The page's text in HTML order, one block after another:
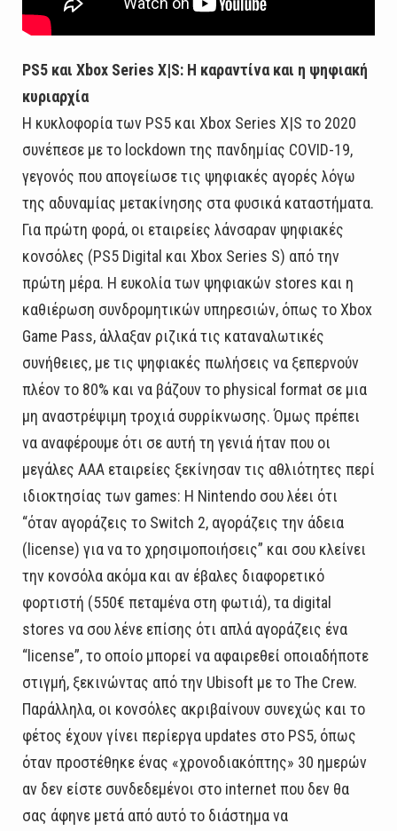
PS5 και Xbox Series X|S: Η καραντίνα και η ψηφιακή
κυριαρχία
Η κυκλοφορία των PS5 και Xbox Series X|S το 2020
συνέπεσε με το lockdown της πανδημίας COVID-19,
γεγονός που απογείωσε τις ψηφιακές αγορές λόγω
της αδυναμίας μετακίνησης στα φυσικά καταστήματα.
Για πρώτη φορά, οι εταιρείες λάνσαραν ψηφιακές
κονσόλες (PS5 Digital και Xbox Series S) από την
πρώτη μέρα. Η ευκολία των ψηφιακών stores και η
καθιέρωση συνδρομητικών υπηρεσιών, όπως το Xbox
Game Pass, άλλαξαν ριζικά τις καταναλωτικές
συνήθειες, με τις ψηφιακές πωλήσεις να ξεπερνούν
πλέον το 80% και να βάζουν το physical format σε μια
μη αναστρέψιμη τροχιά συρρίκνωσης. Όμως πρέπει
να αναφέρουμε ότι σε αυτή τη γενιά ήταν που οι
μεγάλες AAA εταιρείες ξεκίνησαν τις αθλιότητες περί
ιδιοκτησίας των games: Η Nintendo σου λέει ότι
“όταν αγοράζεις το Switch 2, αγοράζεις την άδεια
(license) για να το χρησιμοποιήσεις” και σου κλείνει
την κονσόλα ακόμα και αν έβαλες διαφορετικό
φορτιστή (550€ πεταμένα στη φωτιά), τα digital
stores να σου λένε επίσης ότι απλά αγοράζεις ένα
“license”, το οποίο μπορεί να αφαιρεθεί οποιαδήποτε
στιγμή, ξεκινώντας από την Ubisoft με το The Crew.
Παράλληλα, οι κονσόλες ακριβαίνουν συνεχώς και το
φέτος έχουν γίνει περίεργα updates στο PS5, όπως
όταν προστέθηκε ένας «χρονοδιακόπτης» 30 ημερών
αν δεν είστε συνδεδεμένοι στο internet που δεν θα
σας άφηνε μετά από αυτό το διάστημα να